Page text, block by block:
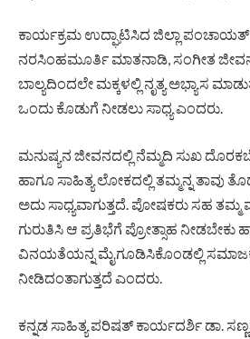
ಕಾರ್ಯಕ್ರಮ ಉದ್ಘಾಟಿಸಿದ ಜಿಲ್ಲಾ ಪಂಚಾಯತ್
ನರಸಿಂಹಮೂರ್ತಿ ಮಾತನಾಡಿ, ಸಂಗೀತ
ಬಾಲ್ಯದಿಂದಲೇ ಮಕ್ಕಳಲ್ಲಿ ನೃತ್ಯ ಅಭ್ಯಾಸ
ಒಂದು ಕೊಡುಗೆ ನೀಡಲು ಸಾಧ್ಯ ಎಂದರು.
ಮನುಷ್ಯನ ಜೀವನದಲ್ಲಿ ನೆಮ್ಮದಿ ಸುಖ
ಹಾಗೂ ಸಾಹಿತ್ಯ ಲೋಕದಲ್ಲಿ ತಮ್ಮನ್ನ ತಾವು
ಅದು ಸಾಧ್ಯವಾಗುತ್ತದೆ. ಪೋಷಕರು ಸಹ ತಮ್ಮ
ಗುರುತಿಸಿ ಆ ಪ್ರತಿಭೆಗೆ ಪ್ರೋತ್ಸಾಹ ನೀಡಬೇಕು
ವಿನಯತೆಯನ್ನ ಮೈಗೂಡಿಸಿಕೊಂಡಲ್ಲಿ
ನೀಡಿದಂತಾಗುತ್ತದೆ ಎಂದರು.
ಕನ್ನಡ ಸಾಹಿತ್ಯ ಪರಿಷತ್ ಕಾರ್ಯದರ್ಶಿ ಡಾ.